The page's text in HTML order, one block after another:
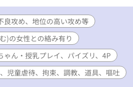
良攻め、地位の高い攻め等
)の女性との絡み有り
ゃん・授乳プレイ、パイズリ、4P
児童虐待、拘束、調教、道具、嘔吐